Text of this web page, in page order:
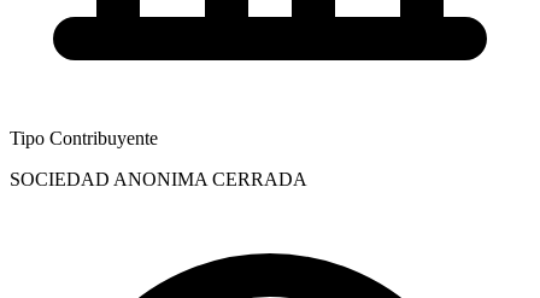
Tipo Contribuyente
SOCIEDAD ANONIMA CERRADA